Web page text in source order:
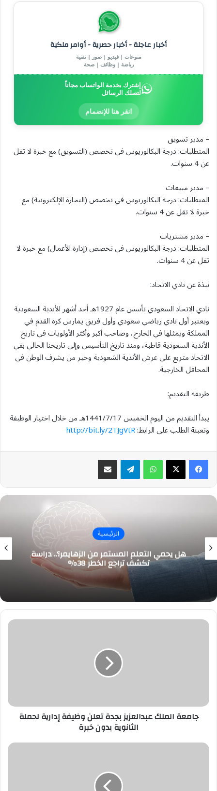
أخبار عاجلة - أخبار حصرية - أوامر ملكية
منوعات | فيديو | صور | تقنية
رياضة | وظائف | صحة
إشترك بخدمة الواتساب مجاناً
لتصلك الرسائل
انقر هنا للإنضمام
– مدير تسويق
المتطلبات: درجة البكالوريوس في تخصص (التسويق) مع خبرة لا تقل
عن 4 سنوات.
– مدير مبيعات
المتطلبات: درجة البكالوريوس في تخصص (التجارة الإلكترونية) مع
خبرة لا تقل عن 4 سنوات.
– مدير مشتريات
المتطلبات: درجة البكالوريوس في تخصص (إدارة الأعمال) مع خبرة لا
تقل عن 4 سنوات.
نبذة عن نادي الاتحاد:
نادي الاتحاد السعودي تأسس عام 1927هـ أحد أشهر الأندية السعودية
ويعتبر أول نادي رياضي سعودي وأول فريق يمارس كرة القدم في
المملكة ويمثلها في الخارج، وصاحب أكبر وأكثر الأولويات في تاريخ
الأندية السعودية قاطبة، ومنذ تاريخ التأسيس وإلى تاريخنا الحالي بقي
الاتحاد متربع على عرش الأندية السَعودية وخير من يشرف الوطن في
المحافل الخارجية.
طريقة التقديم:
يبدأ التقديم من اليوم الخميس 1441/7/17هـ من خلال اختيار الوظيفة
وتعبئة الطلب على الرابط:http://bit.ly/2TJgVtR
واتسابتيلقرام مشاركة عبر البريد
الرئيسية
هل يحمي التعلم المستمر من الزهايمر؟.. دراسة
تكشف تراجع الخطر 38%
جامعة
الثانوية
بدونجامعة الملك عبدالعزيز بجدة تعلن وظيفة إدارية لحملة
الثانوية بدون خبرة
العرض